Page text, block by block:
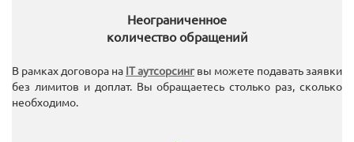
Неограниченное
количество обращений
В рамках договора на IT аутсорсингвы можете подавать заявки
без лимитов и доплат. Вы обращаетесь столько раз, сколько
необходимо.